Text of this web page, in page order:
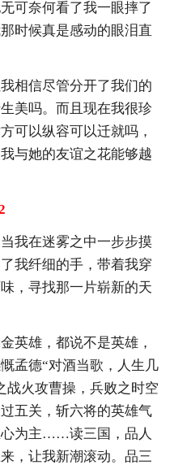
可奈何看了我一眼摔了
时候真是感动的眼泪直
相信尽管分开了我们的
美吗。而且现在我很珍
可以纵容可以迁就吗，
与她的友谊之花能够越
我在迷雾之中一步步摸
我纤细的手，带着我穿
，寻找那一片崭新的天
英雄，都说不是英雄，
孟德“对酒当歌，人生几
战火攻曹操，兵败之时空
五关，斩六将的英雄气
心为主……读三国，品人
，让我新潮滚动。品三